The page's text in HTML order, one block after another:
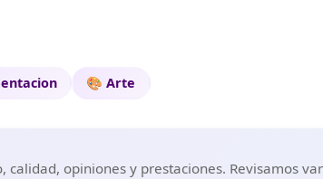
🎨 Arte
opiniones y prestaciones. Revisamos